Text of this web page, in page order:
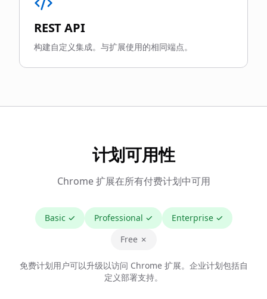
REST API
构建自定义集成。与扩展使用的相同端点。
计划可用性
Chrome 扩展在所有付费计划中可用
Basic ✓ Professional ✓ Enterprise✓
Free ✗
免费计划用户可以升级以访问 Chrome 扩展。企业计划包括自
定义部署支持。